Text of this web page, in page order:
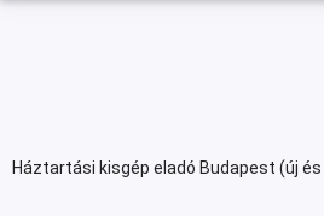
Háztartási kisgép eladó Budapest (új